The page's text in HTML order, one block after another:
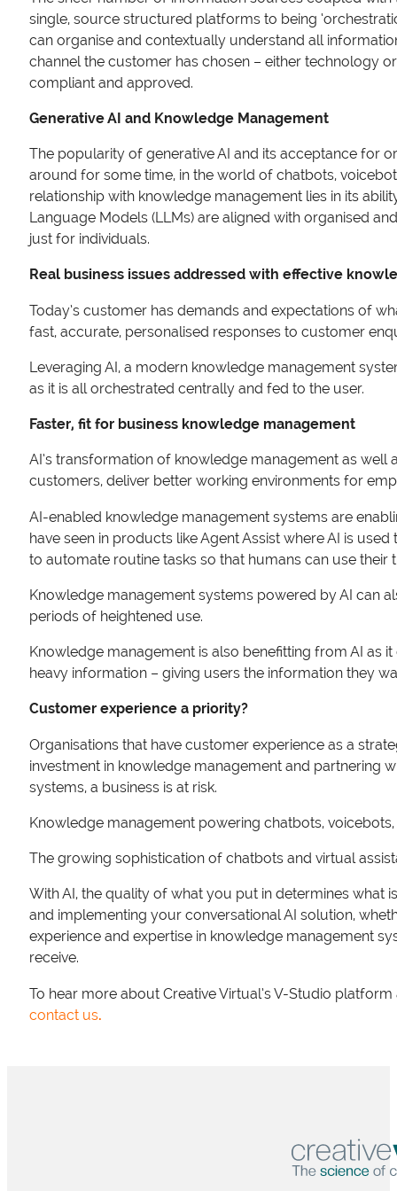
single, source structured platforms to being
can organise and contextually understand all
channel the customer has chosen – either technology
compliant and approved.
Generative AI and Knowledge Management
The popularity of generative AI and its acceptance for
around for some time, in the world of chatbots,
relationship with knowledge management lies in its
Language Models (LLMs) are aligned with organised
just for individuals.
Real business issues addressed with effective
Today’s customer has demands and expectations of
fast, accurate, personalised responses to customer
Leveraging AI, a modern knowledge management
as it is all orchestrated centrally and fed to the user.
Faster, fit for business knowledge management
AI’s transformation of knowledge management as
customers, deliver better working environments for
AI-enabled knowledge management systems are
have seen in products like Agent Assist where AI is
to automate routine tasks so that humans can use
Knowledge management systems powered by AI can
periods of heightened use.
Knowledge management is also benefitting from AI as
heavy information – giving users the information they
Customer experience a priority?
Organisations that have customer experience as a
investment in knowledge management and partnering
systems, a business is at risk.
Knowledge management powering chatbots,
The growing sophistication of chatbots and virtual
With AI, the quality of what you put in determines what
and implementing your conversational AI solution,
experience and expertise in knowledge management
receive.
To hear more about Creative Virtual’s V-Studio
contact us.